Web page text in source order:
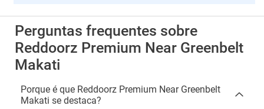
Perguntas frequentes sobre
Reddoorz Premium Near Greenbelt
Makati
Porque é que Reddoorz Premium Near Greenbelt
Makati se destaca?